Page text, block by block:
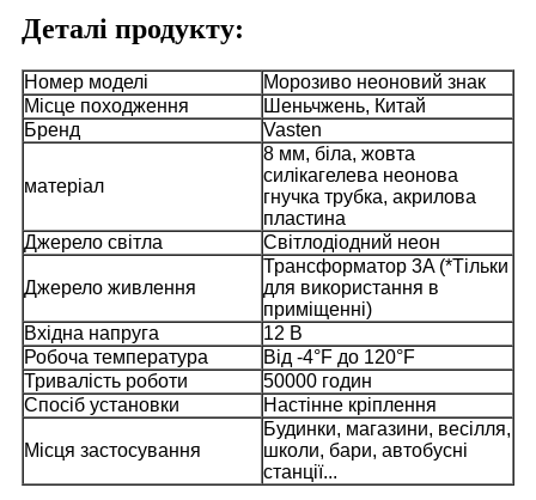
Деталі продукту:
Номер моделі
Морозиво неоновий знак
Місце походження
Шеньчжень, Китай
Бренд
Vasten
матеріал
8 мм, біла, жовта
силікагелева неонова
гнучка трубка, акрилова
пластина
Джерело світла
Світлодіодний неон
Джерело живлення
Трансформатор 3A (*Тільки
для використання в
приміщенні)
Вхідна напруга
12 В
Робоча температура
Від -4°F до 120°F
Тривалість роботи
50000 годин
Спосіб установки
Настінне кріплення
Місця застосування
Будинки, магазини, весілля,
школи, бари, автобусні
станції...